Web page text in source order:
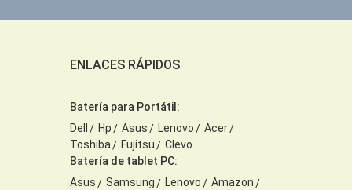
ENLACES RÁPIDOS
Batería para Portátil:
Dell
Hp Asus Lenovo
Acer
Toshiba
Fujitsu
Clevo
Batería de tablet PC:
Asus
Samsung Lenovo
Amazon